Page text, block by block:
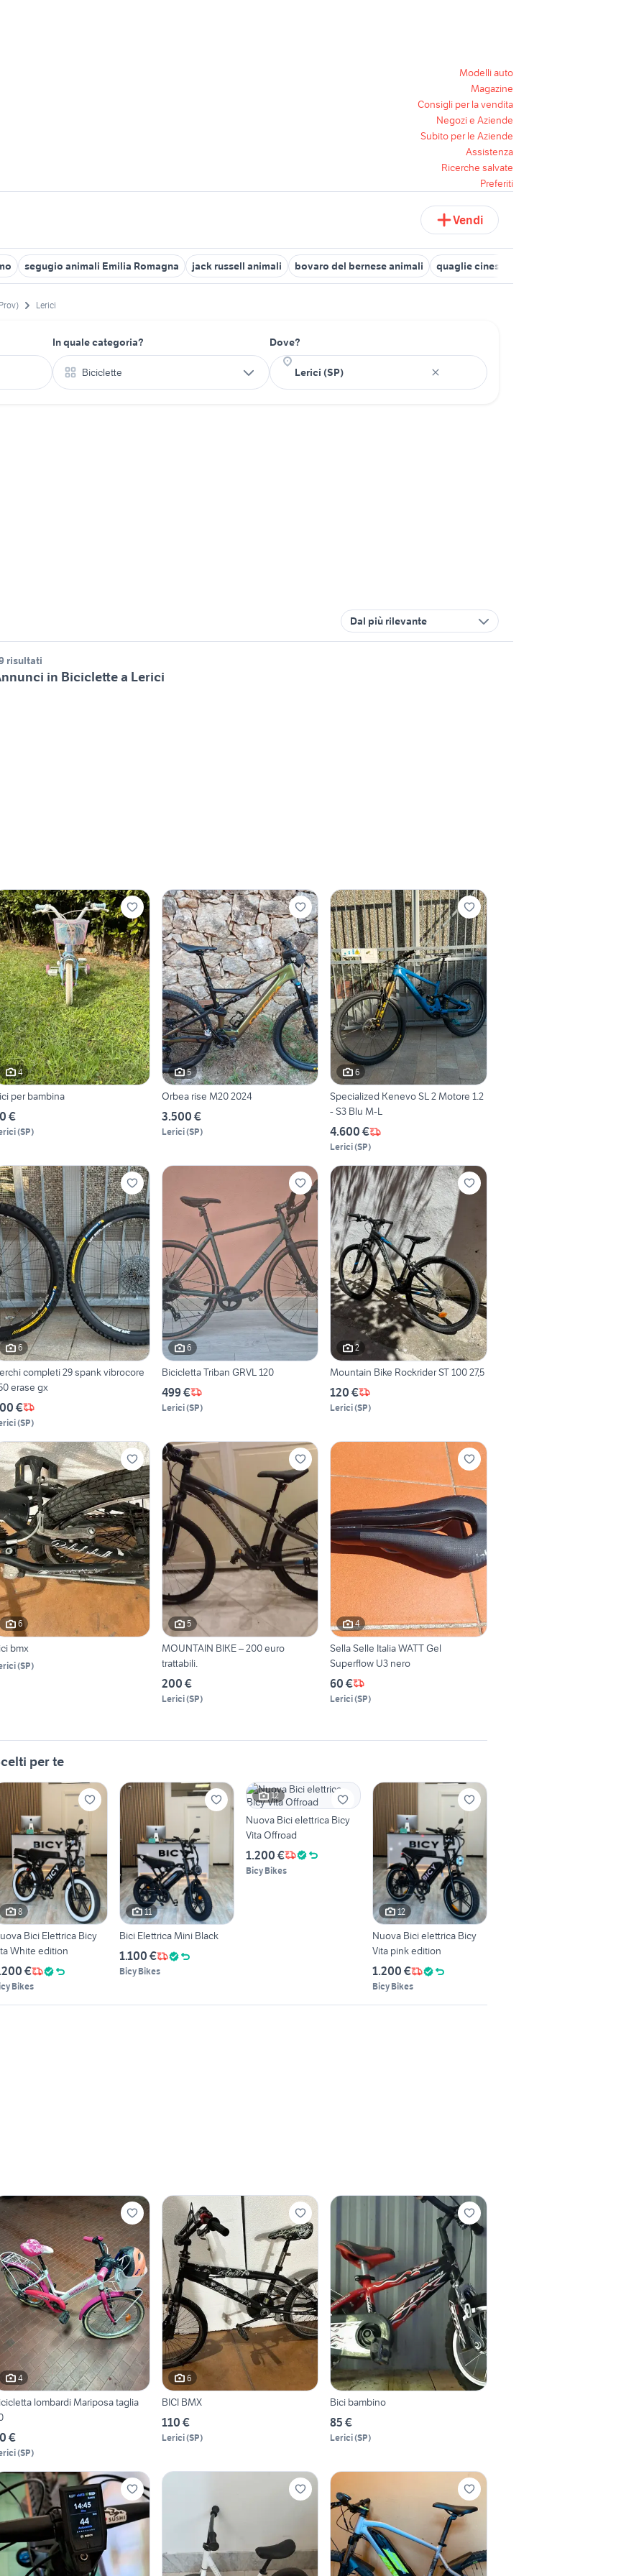
Modelli auto
Magazine
Consigli per la vendita
Negozi e Aziende
Subito per le Aziende
Assistenza
Ricerche salvate
Preferiti
Vendi
segugio animali Emilia Romagna jack russell animali bovaro del bernese animali quaglie cinesi
Lerici
In quale categoria?
Biciclette
Dove?
Dal più rilevante
risultati
in Biciclette a Lerici
4
per bambina
€
(SP)
5
Orbea rise M20 2024
3.500 €
Lerici(SP)
6
Specialized Kenevo SL 2 Motore 1.2
- S3 Blu M-L
4.600 €
Lerici(SP)
6
completi 29 spank vibrocore
erase gx
€
(SP)
6
Bicicletta Triban GRVL 120
499 €
Lerici(SP)
2
Mountain Bike Rockrider ST 100 27,5
120 €
Lerici(SP)
6
bmx
(SP)
5
MOUNTAIN BIKE – 200 euro
trattabili.
200 €
Lerici(SP)
4
Sella Selle Italia WATT Gel
Superflow U3 nero
60 €
Lerici(SP)
per te
8
Bici Elettrica Bicy
White edition
€
Bikes
11
Bici Elettrica Mini Black
1.100 €
Bicy Bikes
12
Nuova Bici elettrica Bicy
Vita Offroad
1.200 €
Bicy Bikes
12
Nuova Bici elettrica Bicy
Vita pink edition
1.200 €
Bicy Bikes
4
lombardi Mariposa taglia
€
(SP)
6
BICI BMX
110 €
Lerici(SP)
Bici bambino
85 €
Lerici(SP)